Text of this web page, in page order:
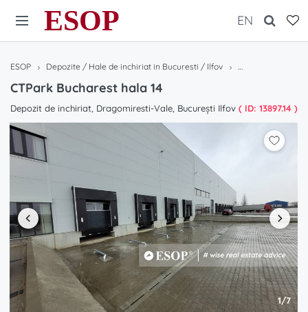
ESOP EN
ESOP Depozite / Hale de inchiriat in Bucuresti / Ilfov CTPark Bucharest
CTPark Bucharest hala 14
Depozit de inchiriat, Dragomiresti-Vale, București Ilfov ( ID: 13897.14 )
1/7